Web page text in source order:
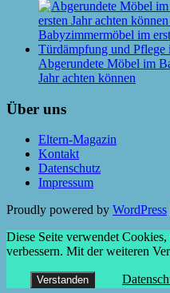
Abgerundete Möbel im
Jahr achten können
Über uns
Eltern-Magazin
Kontakt
Datenschutz
Impressum
Proudly powered by WordPress
Diese Seite verwendet
verbessern. Mit der weiteren
Verstanden